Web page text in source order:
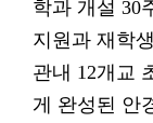
학과 개설 30
지원과 재학
관내 12개교
게 완성된 안